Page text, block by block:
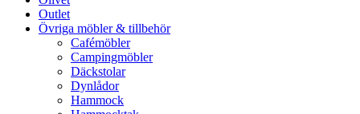
Outlet
Övriga möbler & tillbehör
Cafémöbler
Campingmöbler
Däckstolar
Dynlådor
Hammock